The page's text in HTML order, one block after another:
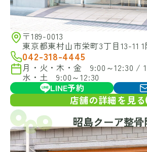
〒189-0013
東京都東村山市栄町3丁目13-11
042-318-4445
月・火・木・金 9:00～12:30 /
水・土 9:00～12:30
LINE予約
店舗の詳細を見る
昭島クーア整骨